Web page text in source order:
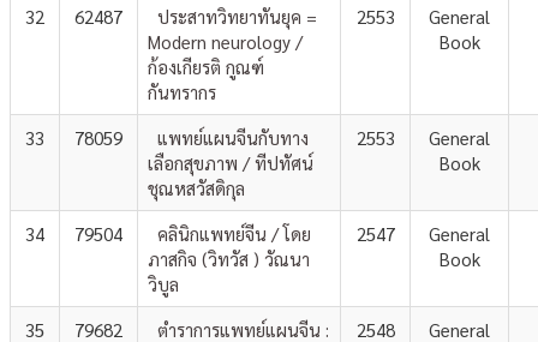
32 62487
ประสาทวิทยาทันยุค =
Modern neurology /
ก้องเกียรติ กูณฑ์
กันทรากร
2553
General
Book
33 78059
แพทย์แผนจีนกับทาง
เลือกสุขภาพ / ทีปทัศน์
ชุณหสวัสดิกุล
2553
General
Book
34 79504
คลินิกแพทย์จีน / โดย
ภาสกิจ (วิทวัส ) วัณนา
วิบูล
2547
General
Book
35 79682
ตำราการแพทย์แผนจีน :
2548
General